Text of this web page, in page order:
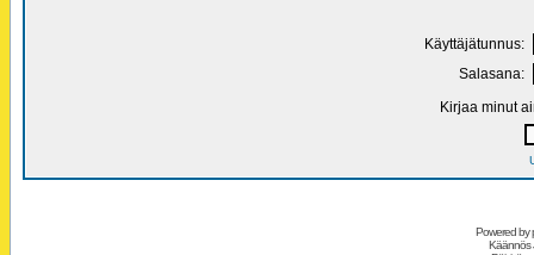
Käyttäjätunnus:
Salasana:
Kirjaa minut
Powered by
Käännös